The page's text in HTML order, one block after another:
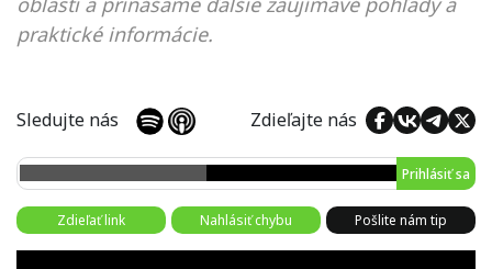
praktické informácie.
Sledujte nás Zdieľajte nás
Prihlásiť sa
Zdieľať link Nahlásiť chybu Pošlite nám tip